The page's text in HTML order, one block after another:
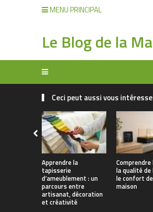
MENU PRINCIPAL
Le Blog de la
Ceci peut aussi vous
Apprendre la
tapisserie
d’ameublement : un
parcours entre
artisanat, décoration
et créativité
la qualité de
le confort
maison